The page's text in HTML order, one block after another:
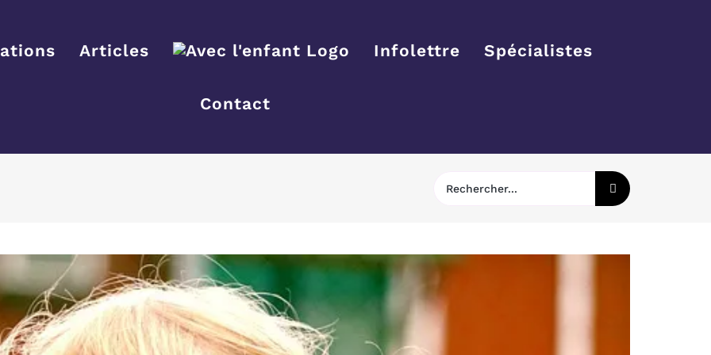
Articles Infolettre Spécialistes
Contact